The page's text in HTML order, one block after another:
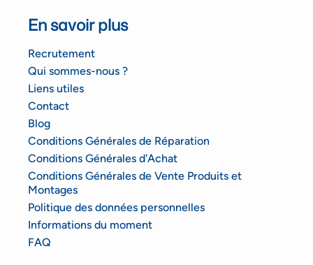
En savoir plus
Recrutement
Qui sommes-nous ?
Liens utiles
Contact
Blog
Conditions Générales de Réparation
Conditions Générales d'Achat
Conditions Générales de Vente Produits et
Montages
Politique des données personnelles
Informations du moment
FAQ